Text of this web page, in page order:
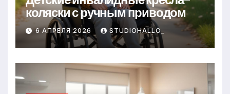
коляски с ручным приводом
6 АПРЕЛЯ 2026 STUDIOHALLO_